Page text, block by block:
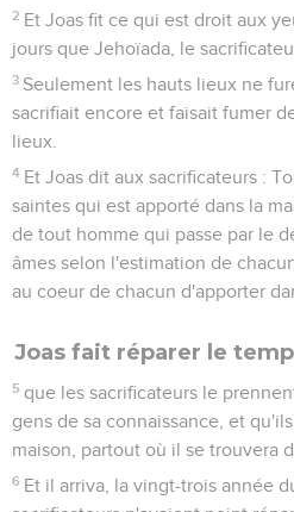
2 Et Joas fit ce qui est droit aux
jours que Jehoïada, le
3 Seulement les hauts lieux ne
sacrifiait encore et faisait fumer
lieux.
4 Et Joas dit aux sacrificateurs :
saintes qui est apporté dans la
de tout homme qui passe par le
âmes selon l'estimation de
au coeur de chacun d'apporter
Joas fait réparer le
5 que les sacrificateurs le
gens de sa connaissance, et
maison, partout où il se trouvera
6 Et il arriva, la vingt-trois année